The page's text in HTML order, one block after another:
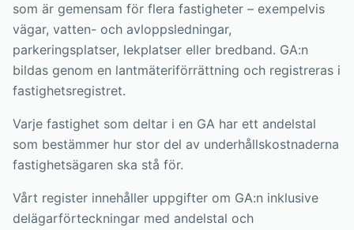
som är gemensam för flera fastigheter – exempelvis
vägar, vatten- och avloppsledningar,
parkeringsplatser, lekplatser eller bredband. GA:n
bildas genom en lantmäteriförrättning och registreras i
fastighetsregistret.
Varje fastighet som deltar i en GA har ett andelstal
som bestämmer hur stor del av underhållskostnaderna
fastighetsägaren ska stå för.
Vårt register innehåller uppgifter om GA:n inklusive
delägarförteckningar med andelstal och